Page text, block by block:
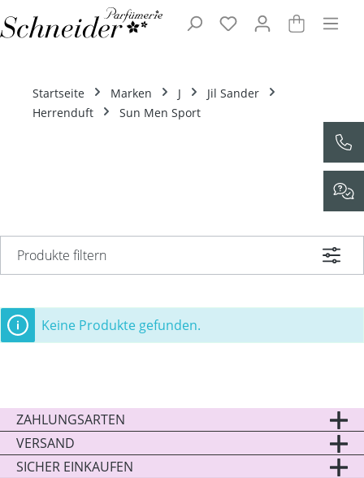
Zum Hauptinhalt springen
Startseite Marken J
Jil Sander
Herrenduft
Sun Men Sport
Produkte filtern
Keine Produkte gefunden.
ZAHLUNGSARTEN
VERSAND
SICHER EINKAUFEN